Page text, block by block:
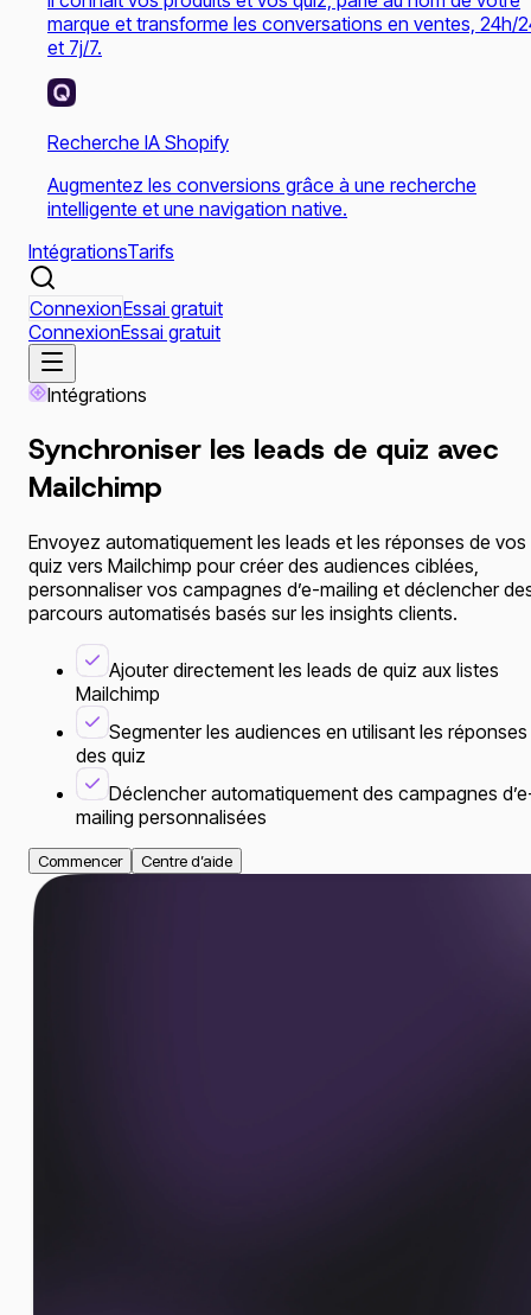
marque et transforme les conversations en ventes, 24h/
et 7j/7.
Recherche IA Shopify
Augmentez les conversions grâce à une recherche
intelligente et une navigation native.
IntégrationsTarifs
ConnexionEssai gratuit
ConnexionEssai gratuit
Intégrations
Synchroniser les leads de quiz avec
Mailchimp
Envoyez automatiquement les leads et les réponses de vos
quiz vers Mailchimp pour créer des audiences ciblées,
personnaliser vos campagnes d’e-mailing et déclencher
parcours automatisés basés sur les insights clients.
Ajouter directement les leads de quiz aux listes
Mailchimp
Segmenter les audiences en utilisant les réponses
des quiz
Déclencher automatiquement des campagnes
mailing personnalisées
Commencer Centre d’aide